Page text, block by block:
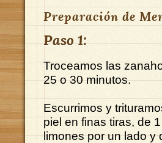
Preparación de
Paso 1:
Troceamos las
25 o 30 minutos.
Escurrimos y
piel en finas tiras, de
limones por un lado y